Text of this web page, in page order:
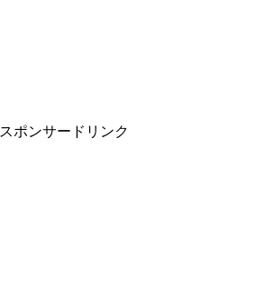
スポンサードリンク